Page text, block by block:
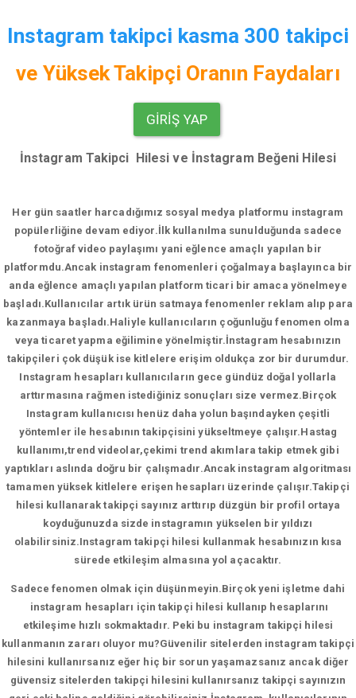
Instagram takipci kasma 300 takipci
ve Yüksek Takipçi Oranın Faydaları
GIRIŞ YAP
İnstagram Takipci Hilesi ve İnstagram Beğeni Hilesi
Her gün saatler harcadığımız sosyal medya platformu instagram
popülerliğine devam ediyor.İlk kullanılma sunulduğunda sadece
fotoğraf video paylaşımı yani eğlence amaçlı yapılan bir
platformdu.Ancak instagram fenomenleri çoğalmaya başlayınca bir
anda eğlence amaçlı yapılan platform ticari bir amaca yönelmeye
başladı.Kullanıcılar artık ürün satmaya fenomenler reklam alıp para
kazanmaya başladı.Haliyle kullanıcıların çoğunluğu fenomen olma
veya ticaret yapma eğilimine yönelmiştir.İnstagram hesabınızın
takipçileri çok düşük ise kitlelere erişim oldukça zor bir durumdur.
Instagram hesapları kullanıcıların gece gündüz doğal yollarla
arttırmasına rağmen istediğiniz sonuçları size vermez.Birçok
Instagram kullanıcısı henüz daha yolun başındayken çeşitli
yöntemler ile hesabının takipçisini yükseltmeye çalışır.Hastag
kullanımı,trend videolar,çekimi trend akımlara takip etmek gibi
yaptıkları aslında doğru bir çalışmadır.Ancak instagram algoritması
tamamen yüksek kitlelere erişen hesapları üzerinde çalışır.Takipçi
hilesi kullanarak takipçi sayınız arttırıp düzgün bir profil ortaya
koyduğunuzda sizde instagramın yükselen bir yıldızı
olabilirsiniz.Instagram takipçi hilesi kullanmak hesabınızın kısa
sürede etkileşim almasına yol açacaktır.
Sadece fenomen olmak için düşünmeyin.Birçok yeni işletme dahi
instagram hesapları için takipçi hilesi kullanıp hesaplarını
etkileşime hızlı sokmaktadır. Peki bu instagram takipçi hilesi
kullanmanın zararı oluyor mu?Güvenilir sitelerden instagram takipçi
hilesini kullanırsanız eğer hiç bir sorun yaşamazsanız ancak diğer
güvensiz sitelerden takipçi hilesini kullanırsanız takipçi sayınızın